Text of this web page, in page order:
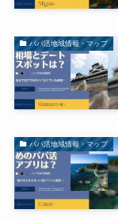
パパ活地域情報・マップ
パパ活地域情報・マップ